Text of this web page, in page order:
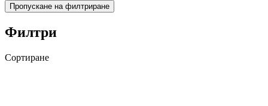
Пропускане на филтриране
Филтри
Сортиране